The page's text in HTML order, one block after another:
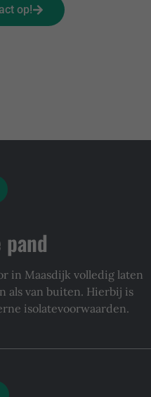
op!
in Maasdijk volledig laten
als van buiten. Hierbij is
isolatevoorwaarden.